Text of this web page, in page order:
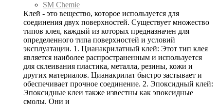
SM Chemie
Клей - это вещество, которое используется для
соединения двух поверхностей. Существует множество
типов клея, каждый из которых предназначен для
определенного типа поверхностей и условий
эксплуатации. 1. Цианакрилатный клей: Этот тип клея
является наиболее распространенным и используется
для склеивания пластика, металла, резины, кожи и
других материалов. Цианакрилат быстро застывает и
обеспечивает прочное соединение. 2. Эпоксидный клей:
Эпоксидные клеи также известны как эпоксидные
смолы. Они и